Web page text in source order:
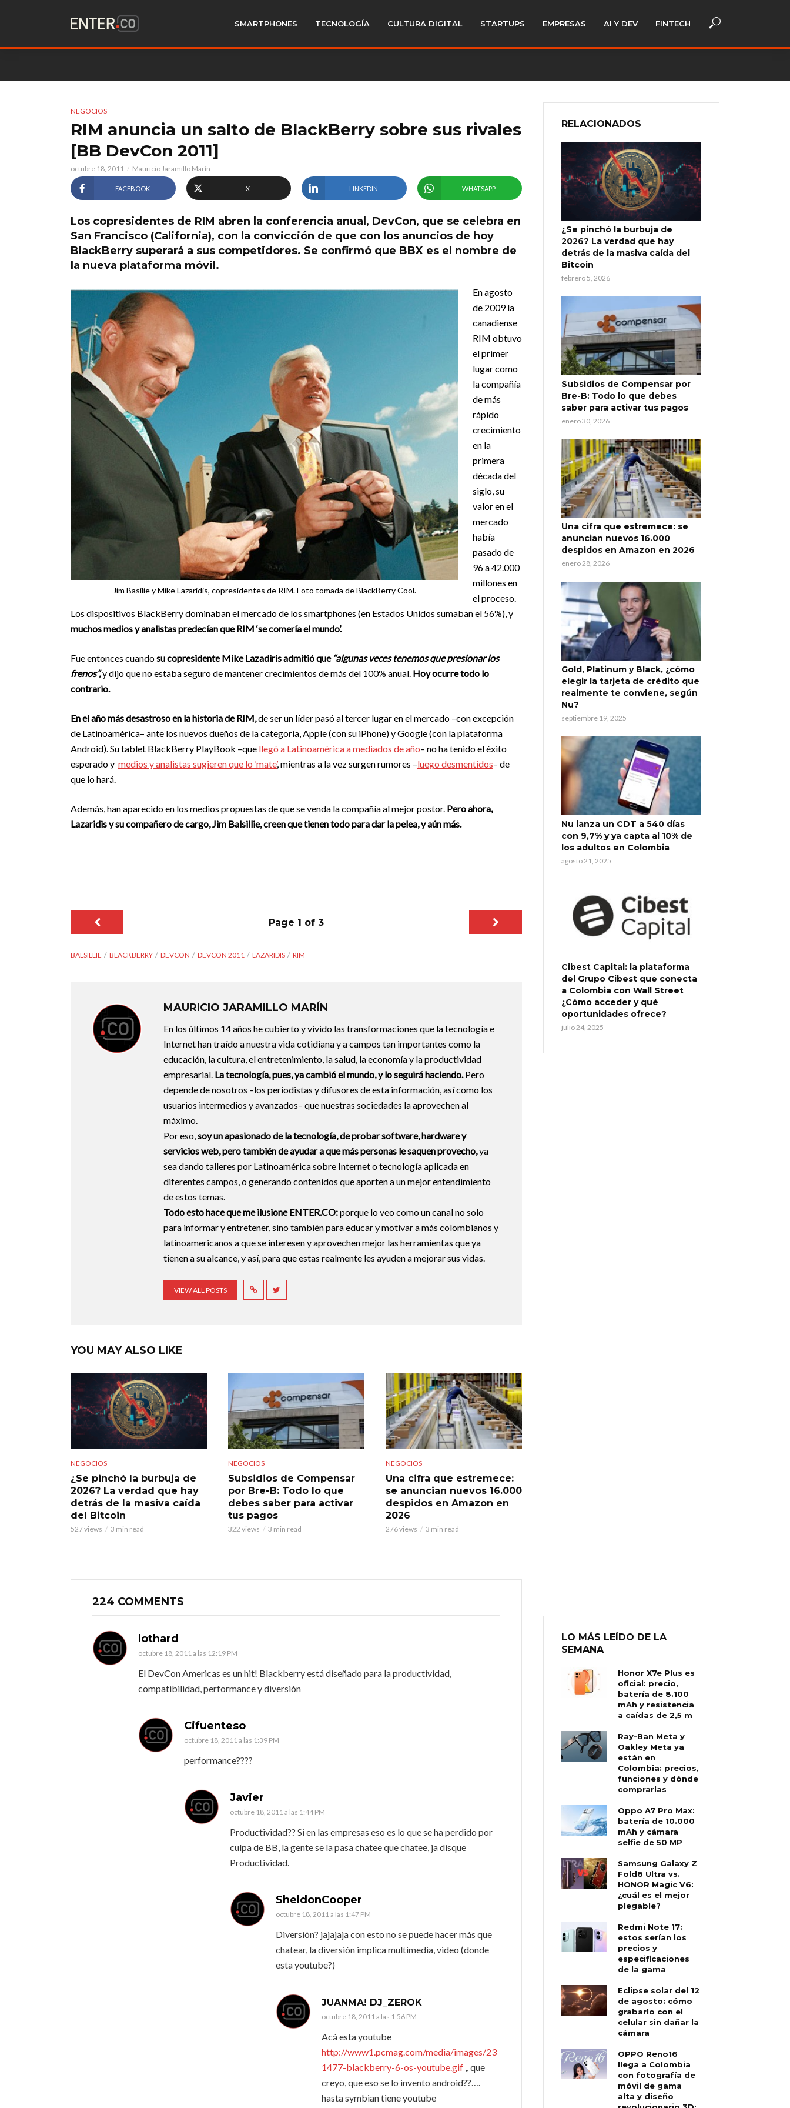
SMARTPHONES TECNOLOGÍA CULTURA DIGITAL STARTUPS EMPRESAS AI Y DEV FINTECH
NEGOCIOS
RIM anuncia un salto de BlackBerry sobre sus rivales
[BB DevCon 2011]
octubre 18, 2011 Mauricio Jaramillo Marín
FACEBOOK X LINKEDIN WHATSAPP
Los copresidentes de RIM abren la conferencia anual, DevCon, que se celebra en
San Francisco (California), con la convicción de que con los anuncios de hoy
BlackBerry superará a sus competidores. Se confirmó que BBX es el nombre de
la nueva plataforma móvil.
Jim Basilie y Mike Lazaridis, copresidentes de RIM. Foto tomada de BlackBerry Cool.
En agosto
de 2009 la
canadiense
RIM obtuvo
el primer
lugar como
la compañía
de más
rápido
crecimiento
en la
primera
década del
siglo, su
valor en el
mercado
había
pasado de
96 a 42.000
millones en
el proceso.
Los dispositivos BlackBerry dominaban el mercado de los smartphones (en Estados Unidos sumaban el 56%), y
muchos medios y analistas predecían que RIM ‘se comería el mundo’.
Fue entonces cuandosu copresidente Mike Lazadiris admitió que “algunas veces tenemos que presionar los
frenos”,y dijo que no estaba seguro de mantener crecimientos de más del 100% anual. Hoy ocurre todo lo
contrario.
En el año más desastroso en la historia de RIM,de ser un líder pasó al tercer lugar en el mercado –con excepción
de Latinoamérica– ante los nuevos dueños de la categoría, Apple (con su iPhone) y Google (con la plataforma
Android). Su tablet BlackBerry PlayBook –que llegó a Latinoamérica a mediados de año– no ha tenido el éxito
esperado y medios y analistas sugieren que lo ‘mate’, mientras a la vez surgen rumores –luego desmentidos– de
que lo hará.
Además, han aparecido en los medios propuestas de que se venda la compañía al mejor postor. Pero ahora,
Lazaridis y su compañero de cargo, Jim Balsillie, creen quetienen todo para dar la pelea, y aún más.
Page 1 of 3
BALSILLIE BLACKBERRY DEVCON DEVCON 2011 LAZARIDIS RIM
MAURICIO JARAMILLO MARÍN
En los últimos 14 años he cubierto y vivido las transformaciones que la tecnología e
Internet han traído a nuestra vida cotidiana y a campos tan importantes como la
educación, la cultura, el entretenimiento, la salud, la economía y la productividad
empresarial. La tecnología, pues, ya cambió el mundo, y lo seguirá haciendo.Pero
depende de nosotros –los periodistas y difusores de esta información, así como los
usuarios intermedios y avanzados– que nuestras sociedades la aprovechen al
máximo.
Por eso,soy un apasionado de la tecnología, de probar software, hardware y
servicios web, pero también de ayudar a que más personas le saquen provecho,ya
sea dando talleres por Latinoamérica sobre Internet o tecnología aplicada en
diferentes campos, o generando contenidos que aporten a un mejor entendimiento
de estos temas.
Todo esto hace que me ilusione ENTER.CO:porque lo veo como un canal no solo
para informar y entretener, sino también para educar y motivar a más colombianos y
latinoamericanos a que se interesen y aprovechen mejor las herramientas que ya
tienen a su alcance, y así, para que estas realmente les ayuden a mejorar sus vidas.
VIEW ALL POSTS
YOU MAY ALSO LIKE
NEGOCIOS
¿Se pinchó la burbuja de
2026? La verdad que hay
detrás de la masiva caída
del Bitcoin
527 views 3 min read
NEGOCIOS
Subsidios de Compensar
por Bre-B: Todo lo que
debes saber para activar
tus pagos
322 views 3 min read
NEGOCIOS
Una cifra que estremece:
se anuncian nuevos 16.000
despidos en Amazon en
2026
276 views 3 min read
224 COMMENTS
lothard
octubre 18, 2011 a las 12:19 PM
El DevCon Americas es un hit! Blackberry está diseñado para la productividad,
compatibilidad, performance y diversión
Cifuenteso
octubre 18, 2011 a las 1:39 PM
performance????
Javier
octubre 18, 2011 a las 1:44 PM
Productividad?? Si en las empresas eso es lo que se ha perdido por
culpa de BB, la gente se la pasa chatee que chatee, ja disque
Productividad.
SheldonCooper
octubre 18, 2011 a las 1:47 PM
Diversión? jajajaja con esto no se puede hacer más que
chatear, la diversión implica multimedia, video (donde
esta youtube?)
JUANMA! DJ_ZEROK
octubre 18, 2011 a las 1:56 PM
Acá esta youtube
http://www1.pcmag.com/media/images/23
1477-blackberry-6-os-youtube.gif ,, que
creyo, que eso se lo invento android??….
hasta symbian tiene youtube
RELACIONADOS
¿Se pinchó la burbuja de
2026? La verdad que hay
detrás de la masiva caída del
Bitcoin
febrero 5, 2026
Subsidios de Compensar por
Bre-B: Todo lo que debes
saber para activar tus pagos
enero 30, 2026
Una cifra que estremece: se
anuncian nuevos 16.000
despidos en Amazon en 2026
enero 28, 2026
Gold, Platinum y Black, ¿cómo
elegir la tarjeta de crédito que
realmente te conviene, según
Nu?
septiembre 19, 2025
Nu lanza un CDT a 540 días
con 9,7% y ya capta al 10% de
los adultos en Colombia
agosto 21, 2025
Cibest Capital: la plataforma
del Grupo Cibest que conecta
a Colombia con Wall Street
¿Cómo acceder y qué
oportunidades ofrece?
julio 24, 2025
LO MÁS LEÍDO DE LA
SEMANA
Honor X7e Plus es
oficial: precio,
batería de 8.100
mAh y resistencia
a caídas de 2,5 m
Ray-Ban Meta y
Oakley Meta ya
están en
Colombia: precios,
funciones y dónde
comprarlas
Oppo A7 Pro Max:
batería de 10.000
mAh y cámara
selfie de 50 MP
Samsung Galaxy Z
Fold8 Ultra vs.
HONOR Magic V6:
¿cuál es el mejor
plegable?
Redmi Note 17:
estos serían los
precios y
especificaciones
de la gama
Eclipse solar del 12
de agosto: cómo
grabarlo con el
celular sin dañar la
cámara
OPPO Reno16
llega a Colombia
con fotografía de
móvil de gama
alta y diseño